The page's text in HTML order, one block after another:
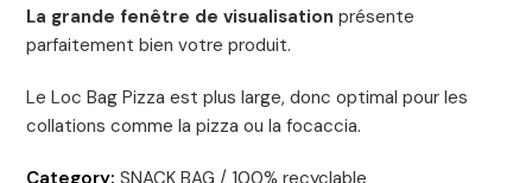
La grande fenêtre de visualisationprésente
parfaitement bien votre produit.
Le Loc Bag Pizza est plus large, donc optimal pour les
collations comme la pizza ou la focaccia.
Category: SNACK BAG / 100% recyclable